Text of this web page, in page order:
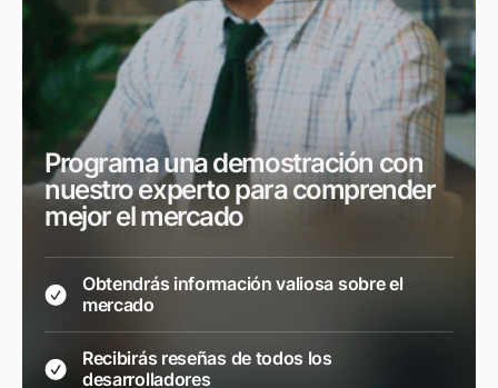
Programa una demostración con
nuestro experto para comprender
mejor el mercado
Obtendrás información valiosa sobre el
mercado
Recibirás reseñas de todos los
desarrolladores